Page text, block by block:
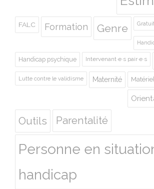
FALC Formation Genre Gratuit
Handicap psychique Intervenant·e·s pair·e·s
Lutte contre le validisme Maternité
Outils Parentalité
Personne en
handicap